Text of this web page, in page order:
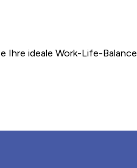
Ihre ideale Work-Life-Balance.